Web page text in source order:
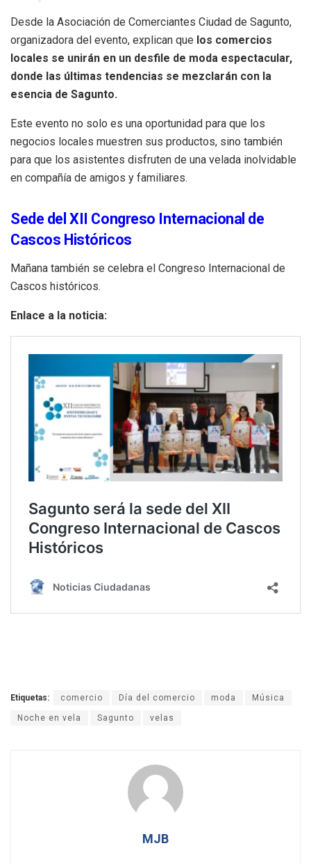
Desde la Asociación de Comerciantes Ciudad de Sagunto,
organizadora del evento, explican que los comercios
locales se unirán en un desfile de moda espectacular,
donde las últimas tendencias se mezclarán con la
esencia de Sagunto.
Este evento no solo es una oportunidad para que los
negocios locales muestren sus productos, sino también
para que los asistentes disfruten de una velada inolvidable
en compañía de amigos y familiares.
Sede del XII Congreso Internacional de
Cascos Históricos
Mañana también se celebra el Congreso Internacional de
Cascos históricos.
Enlace a la noticia:
Etiquetas: comercio Día del comercio moda Música
Noche en vela Sagunto velas
MJB